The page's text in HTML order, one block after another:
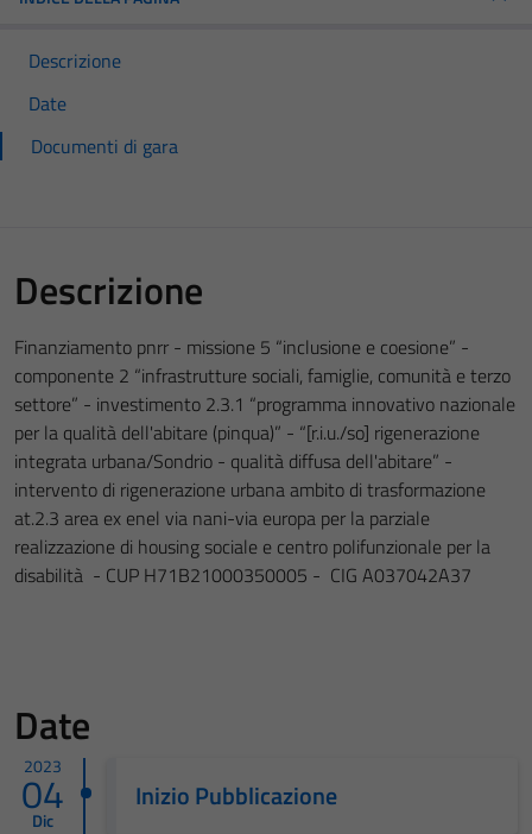
Descrizione
Date
Documenti di gara
Descrizione
Finanziamento pnrr - missione 5 “inclusione e coesione” -
componente 2 “infrastrutture sociali, famiglie, comunità e terzo
settore” - investimento 2.3.1 “programma innovativo nazionale
per la qualità dell'abitare (pinqua)” - “[r.i.u./so] rigenerazione
integrata urbana/Sondrio - qualità diffusa dell'abitare” -
intervento di rigenerazione urbana ambito di trasformazione
at.2.3 area ex enel via nani-via europa per la parziale
realizzazione di housing sociale e centro polifunzionale per la
disabilità - CUP H71B21000350005 - CIG A037042A37
Date
2023
04
Dic
Inizio Pubblicazione